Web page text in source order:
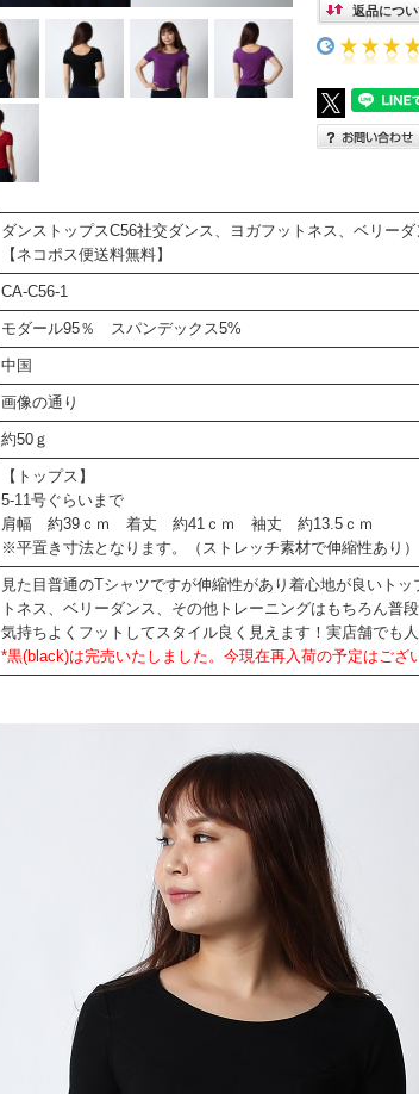
返品につ
ダンストップスC56社交ダンス、ヨガフットネス、ベリーダ
【ネコポス便送料無料】
CA-C56-1
モダール95％ スパンデックス5%
中国
画像の通り
約50ｇ
【トップス】
5-11号ぐらいまで
肩幅 約39ｃｍ 着丈 約41ｃｍ 袖丈 約13.5ｃｍ
※平置き寸法となります。（ストレッチ素材で伸縮性あり）
見た目普通のTシャツですが伸縮性があり着心地が良いト
トネス、ベリーダンス、その他トレーニングはもちろん普
気持ちよくフットしてスタイル良く見えます！実店舗でも人
*黒(black)は完売いたしました。今現在再入荷の予定はござ